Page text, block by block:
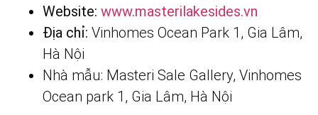
Website: www.masterilakesides.vn
Địa chỉ: Vinhomes Ocean Park 1, Gia Lâm,
Hà Nội
Nhà mẫu: Masteri Sale Gallery, Vinhomes
Ocean park 1, Gia Lâm, Hà Nội